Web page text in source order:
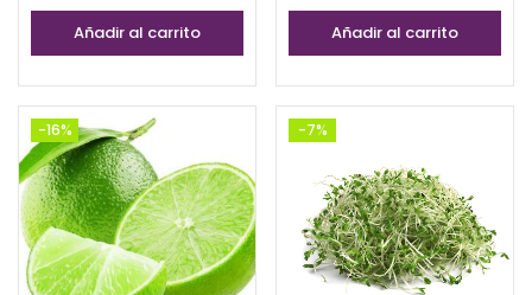
precio
original
S/. 5.50.
precio
S/. 4.20.
Añadir al carrito
original
era:
actual
Añadir al carrito
-16% -7%